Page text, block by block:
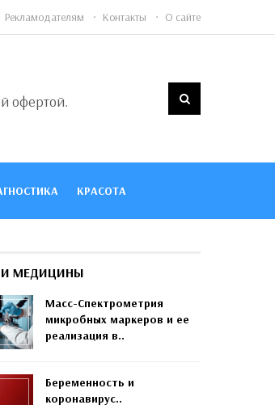
Рекламодателям Контакты О сайте
офертой.
КРАСОТА
МЕДИЦИНЫ
Масс-Спектрометрия
микробных маркеров и ее
реализация в..
Беременность и
коронавирус..